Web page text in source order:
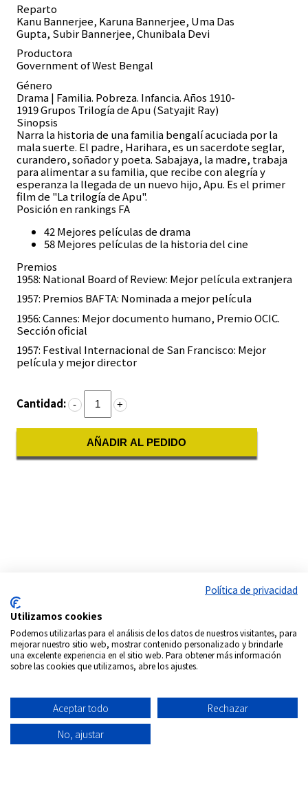
Reparto
Kanu Bannerjee, Karuna Bannerjee, Uma Das
Gupta, Subir Bannerjee, Chunibala Devi
Productora
Government of West Bengal
Género
Drama | Familia. Pobreza. Infancia. Años 1910-
1919 Grupos Trilogía de Apu (Satyajit Ray)
Sinopsis
Narra la historia de una familia bengalí acuciada por la
mala suerte. El padre, Harihara, es un sacerdote seglar,
curandero, soñador y poeta. Sabajaya, la madre, trabaja
para alimentar a su familia, que recibe con alegría y
esperanza la llegada de un nuevo hijo, Apu. Es el primer
film de "La trilogía de Apu".
Posición en rankings FA
42 Mejores películas de drama
58 Mejores películas de la historia del cine
Premios
1958: National Board of Review: Mejor película extranjera
1957: Premios BAFTA: Nominada a mejor película
1956: Cannes: Mejor documento humano, Premio OCIC.
Sección oficial
1957: Festival Internacional de San Francisco: Mejor
película y mejor director
Cantidad: - +
AÑADIR AL PEDIDO
Síguenos en:
Todos los derechos Reservados
Política deInformaciónAviso
Política de privacidad
Utilizamos cookies
Podemos utilizarlas para el análisis de los datos de nuestros visitantes, para
mejorar nuestro sitio web, mostrar contenido personalizado y brindarle
una excelente experiencia en el sitio web. Para obtener más información
sobre las cookies que utilizamos, abre los ajustes.
Aceptar todo
Rechazar
No, ajustar